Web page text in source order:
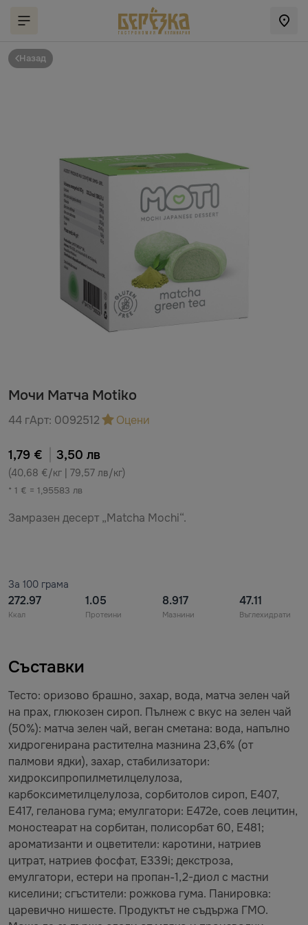
Назад
Мочи Матча Motiko
44 гАрт: 0092512 Оцени
1,79 € 3,50 лв
(40,68 €/кг | 79,57 лв/кг)
* 1 € = 1,95583 лв
Замразен десерт „Matcha Mochi“.
За 100 грама
272.97
Ккал
1.05
Протеини
8.917
Мазнини
47.11
Въглехидрати
Съставки
Тесто: оризово брашно, захар, вода, матча зелен чай
на прах, глюкозен сироп. Пълнеж с вкус на зелен чай
(50%): матча зелен чай, веган сметана: вода, напълно
хидрогенирана растителна мазнина 23,6% (от
палмови ядки), захар, стабилизатори:
хидроксипропилметилцелулоза,
карбоксиметилцелулоза, сорбитолов сироп, E407,
E417, геланова гума; емулгатори: E472e, соев лецитин,
моностеарат на сорбитан, полисорбат 60, E481;
ароматизанти и оцветители: каротини, натриев
цитрат, натриев фосфат, E339i; декстроза,
емулгатори, естери на пропан-1,2-диол с мастни
киселини; сгъстители: рожкова гума. Панировка:
царевично нишесте. Продуктът не съдържа ГМО.